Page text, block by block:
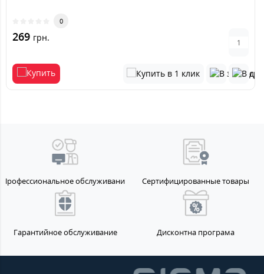
0
269 грн.
Профессиональное обслуживание Сертифицированные товары
Гарантийное обслуживание Дисконтна програма